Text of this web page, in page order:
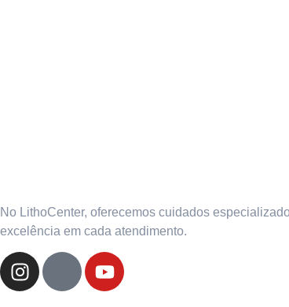
No LithoCenter, oferecemos cuidados
excelência em cada atendimento.